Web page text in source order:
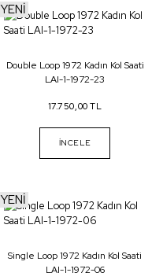
YENİ
Double Loop 1972 Kadın Kol Saati
LAI-1-1972-23
17.750,00 TL
İNCELE
YENİ
Single Loop 1972 Kadın Kol Saati
LAI-1-1972-06